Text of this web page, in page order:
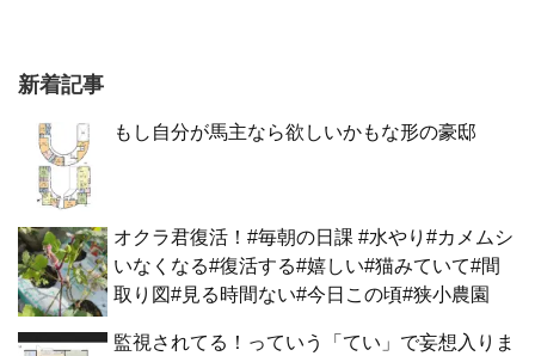
新着記事
もし自分が馬主なら欲しいかもな形の豪邸
オクラ君復活！#毎朝の日課 #水やり#カメムシ
いなくなる#復活する#嬉しい#猫みていて#間
取り図#見る時間ない#今日この頃#狭小農園
監視されてる！っていう「てい」で妄想入りま